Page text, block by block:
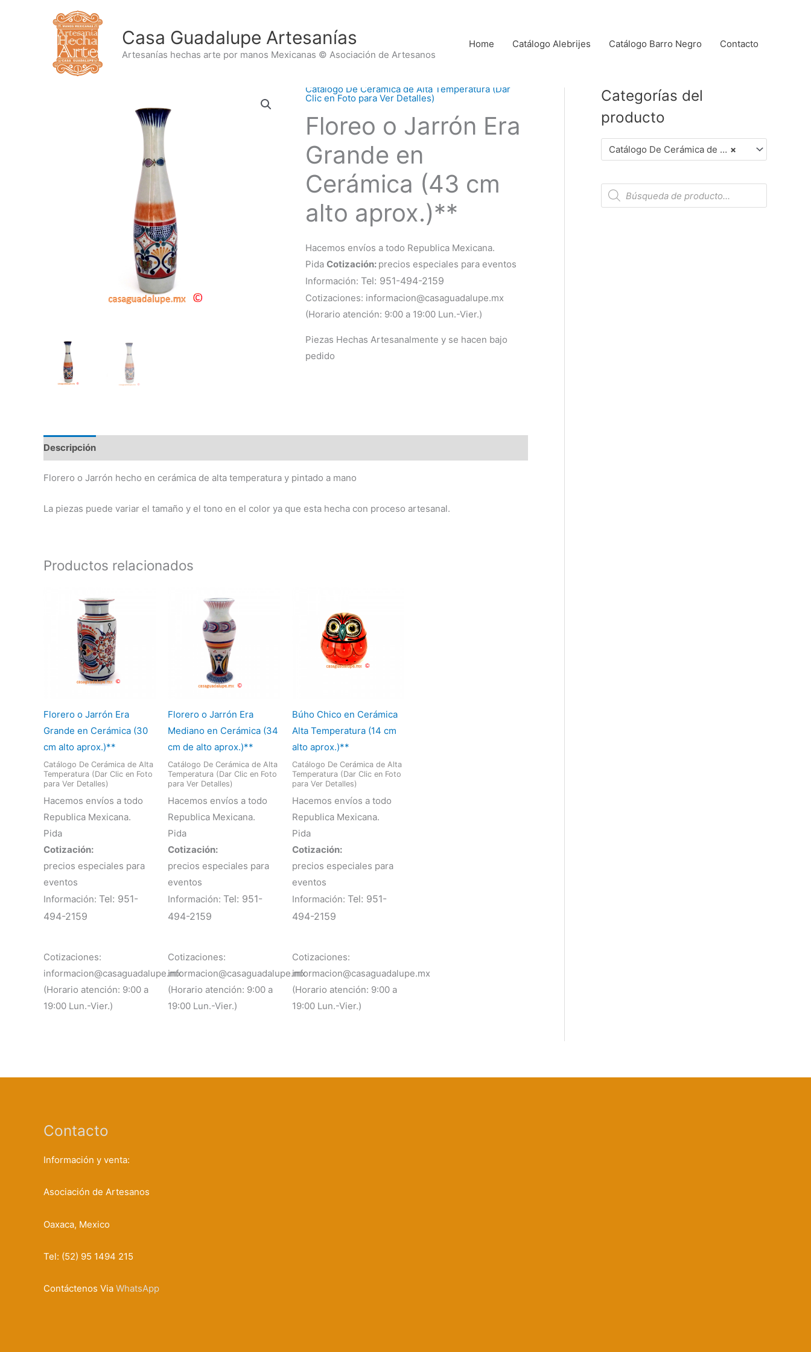
Casa Guadalupe Artesanías
Artesanías hechas arte por manos Mexicanas © Asociación de Artesanos
Home Catálogo Alebrijes Catálogo Barro Negro Contacto
Catálogo De Cerámica de Alta Temperatura (Dar
Clic en Foto para Ver Detalles)
Floreo o Jarrón Era
Grande en
Cerámica (43 cm
alto aprox.)**
Hacemos envíos a todo Republica Mexicana.
Pida Cotización: precios especiales para eventos
Información: Tel: 951-494-2159
Cotizaciones: informacion@casaguadalupe.mx
(Horario atención: 9:00 a 19:00 Lun.-Vier.)
Piezas Hechas Artesanalmente y se hacen bajo
pedido
Descripción
Florero o Jarrón hecho en cerámica de alta temperatura y pintado a mano
La piezas puede variar el tamaño y el tono en el color ya que esta hecha con proceso artesanal.
Productos relacionados
Florero o Jarrón Era
Grande en Cerámica (30
cm alto aprox.)**
Catálogo De Cerámica de Alta
Temperatura (Dar Clic en Foto
para Ver Detalles)
Hacemos envíos a todo
Republica Mexicana.
Pida
Cotización:
precios especiales para
eventos
Información: Tel: 951-
494-2159
Cotizaciones:
informacion@casaguadalupe.mx
(Horario atención: 9:00 a
19:00 Lun.-Vier.)
Florero o Jarrón Era
Mediano en Cerámica (34
cm de alto aprox.)**
Catálogo De Cerámica de Alta
Temperatura (Dar Clic en Foto
para Ver Detalles)
Hacemos envíos a todo
Republica Mexicana.
Pida
Cotización:
precios especiales para
eventos
Información: Tel: 951-
494-2159
Cotizaciones:
informacion@casaguadalupe.mx
(Horario atención: 9:00 a
19:00 Lun.-Vier.)
Búho Chico en Cerámica
Alta Temperatura (14 cm
alto aprox.)**
Catálogo De Cerámica de Alta
Temperatura (Dar Clic en Foto
para Ver Detalles)
Hacemos envíos a todo
Republica Mexicana.
Pida
Cotización:
precios especiales para
eventos
Información: Tel: 951-
494-2159
Cotizaciones:
informacion@casaguadalupe.mx
(Horario atención: 9:00 a
19:00 Lun.-Vier.)
Categorías del
producto
×
Catálogo De Cerámica de Alta Temperatura (Dar Clic en Foto para Ver Detalles)
B
s
Contacto
Información y venta:
Asociación de Artesanos
Oaxaca, Mexico
Tel: (52) 95 1494 215
Contáctenos Via WhatsApp